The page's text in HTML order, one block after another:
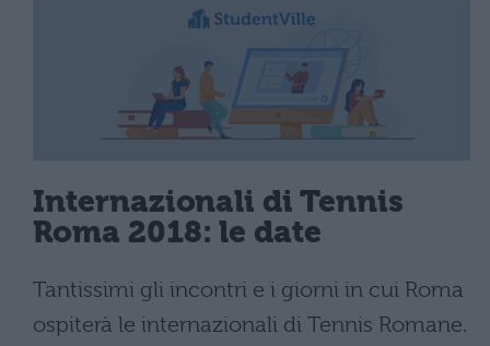
Internazionali di Tennis
Roma 2018: le date
Tantissimi gli incontri e i giorni in cui Roma
ospiterà le internazionali di Tennis Romane.